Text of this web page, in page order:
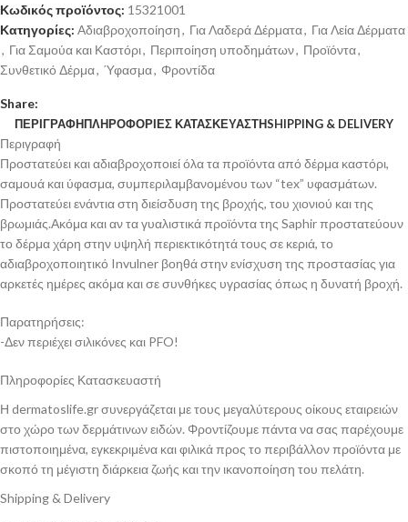
Κωδικός προϊόντος: 15321001
Κατηγορίες: Αδιαβροχοποίηση, Για Λαδερά Δέρματα, Για Λεία Δέρματα
, Για Σαμούα και Καστόρι, Περιποίηση υποδημάτων, Προϊόντα,
Συνθετικό Δέρμα, Ύφασμα, Φροντίδα
Share:
ΠΕΡΙΓΡΑΦΉΠΛΗΡΟΦΟΡΊΕΣ ΚΑΤΑΣΚΕΥΑΣΤΉSHIPPING & DELIVERY
Περιγραφή
Προστατεύει και αδιαβροχοποιεί όλα τα προϊόντα από δέρμα καστόρι,
σαμουά και ύφασμα, συμπεριλαμβανομένου των “tex” υφασμάτων.
Προστατεύει ενάντια στη διείσδυση της βροχής, του χιονιού και της
βρωμιάς.Ακόμα και αν τα γυαλιστικά προϊόντα της Saphir προστατεύουν
το δέρμα χάρη στην υψηλή περιεκτικότητά τους σε κεριά, το
αδιαβροχοποιητικό Invulner βοηθά στην ενίσχυση της προστασίας για
αρκετές ημέρες ακόμα και σε συνθήκες υγρασίας όπως η δυνατή βροχή.
Παρατηρήσεις:
-Δεν περιέχει σιλικόνες και PFO!
Πληροφορίες Κατασκευαστή
Η dermatoslife.gr συνεργάζεται με τους μεγαλύτερους οίκους εταιρειών
στο χώρο των δερμάτινων ειδών. Φροντίζουμε πάντα να σας παρέχουμε
πιστοποιημένα, εγκεκριμένα και φιλικά προς το περιβάλλον προϊόντα με
σκοπό τη μέγιστη διάρκεια ζωής και την ικανοποίηση του πελάτη.
Shipping & Delivery